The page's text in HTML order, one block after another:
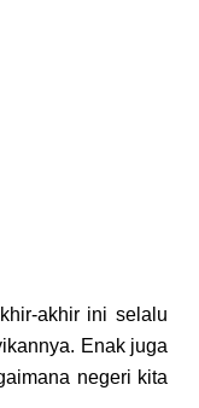
akhir ini selalu
Enak juga
negeri kita